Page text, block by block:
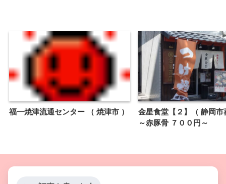
福一焼津流通センター （ 焼津市 ）
金星食堂【２】（ 静岡
～赤豚骨 ７００円～